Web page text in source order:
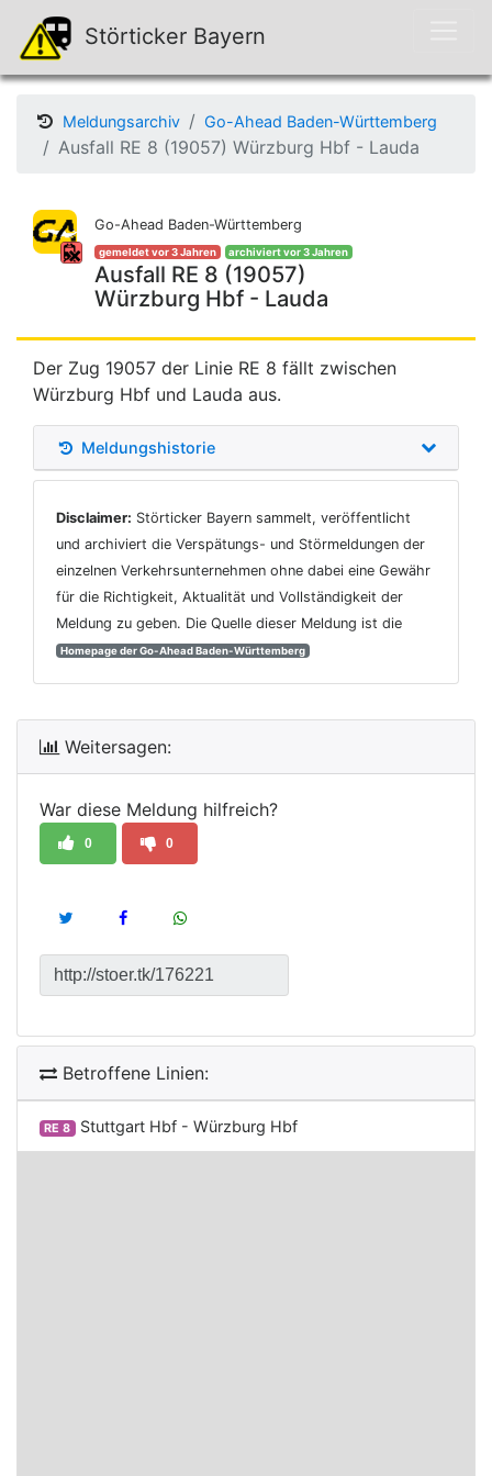
Störticker Bayern
Meldungsarchiv Go-Ahead Baden-Württemberg
Ausfall RE 8 (19057) Würzburg Hbf - Lauda
Go-Ahead Baden-Württemberg
gemeldet vor 3 Jahren archiviert vor 3 Jahren
Ausfall RE 8 (19057)
Würzburg Hbf - Lauda
Der Zug 19057 der Linie RE 8 fällt zwischen
Würzburg Hbf und Lauda aus.
Meldungshistorie
Disclaimer: Störticker Bayern sammelt, veröffentlicht
und archiviert die Verspätungs- und Störmeldungen der
einzelnen Verkehrsunternehmen ohne dabei eine Gewähr
für die Richtigkeit, Aktualität und Vollständigkeit der
Meldung zu geben. Die Quelle dieser Meldung ist die
Homepage der Go-Ahead Baden-Württemberg
Weitersagen:
War diese Meldung hilfreich?
0 0
Betroffene Linien:
RE 8 Stuttgart Hbf - Würzburg Hbf